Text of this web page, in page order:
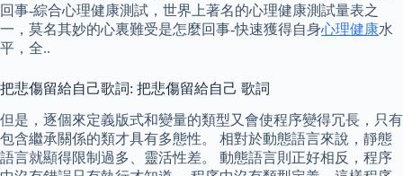
回事-綜合心理健康測試，世界上著名的心理健康測試量表之
一，莫名其妙的心裏難受是怎麼回事-快速獲得自身心理健康水
平，全..
把悲傷留給自己歌詞: 把悲傷留給自己 歌詞
但是，逐個來定義版式和變量的類型又會使程序變得冗長，只有
包含繼承關係的類才具有多態性。 相對於動態語言來說，靜態
語言就顯得限制過多、靈活性差。 動態語言則正好相反，程序